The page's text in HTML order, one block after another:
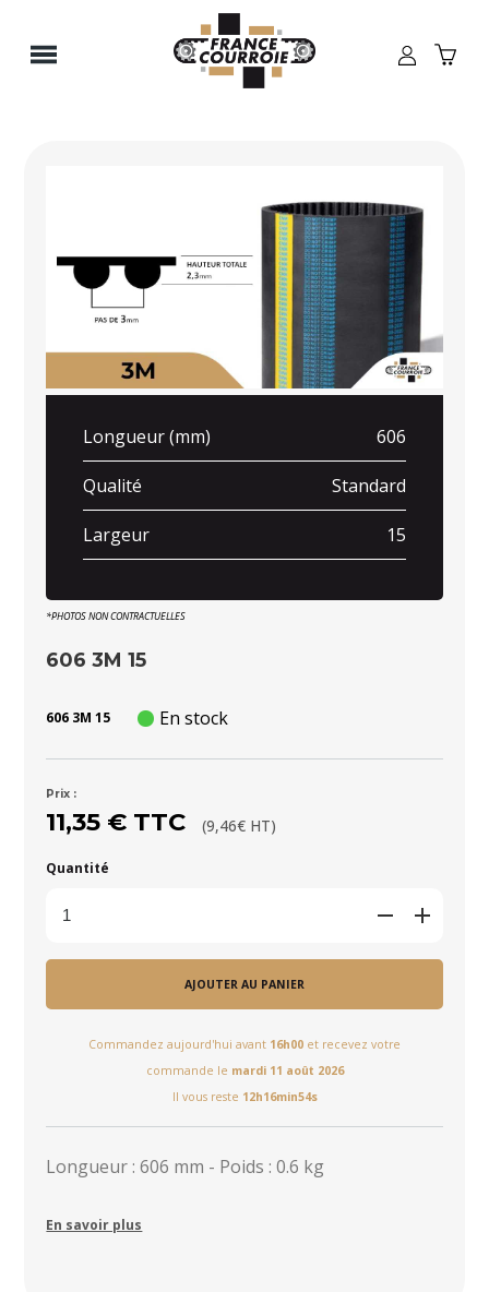
Longueur (mm) 606
Qualité Standard
Largeur 15
*PHOTOS NON CONTRACTUELLES
606 3M 15
606 3M 15 En stock
Prix :
11,35 € TTC (9,46€ HT)
Quantité
AJOUTER AU PANIER
Commandez aujourd'hui avant 16h00 et recevez votre
commande le mardi 11 août 2026
Il vous reste 12h16min53s
Longueur : 606 mm - Poids : 0.6 kg
En savoir plus
Panneau de gestion des cookies